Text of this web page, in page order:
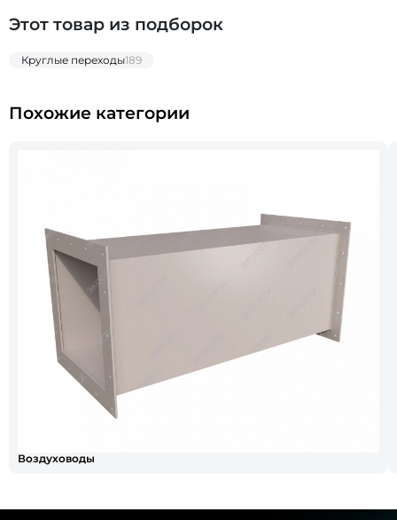
Этот товар из подборок
Круглые переходы189
Похожие категории
Воздуховоды